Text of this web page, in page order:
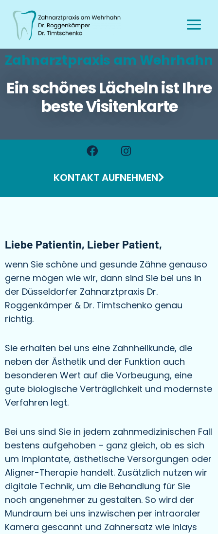
Zahnarztpraxis am Wehrhahn
Ein schönes Lächeln ist Ihre
beste Visitenkarte
KONTAKT AUFNEHMEN
Liebe Patientin, Lieber Patient,
wenn Sie schöne und gesunde Zähne genauso
gerne mögen wie wir, dann sind Sie bei uns in
der Düsseldorfer Zahnarztpraxis Dr.
Roggenkämper & Dr. Timtschenko genau
richtig.
Sie erhalten bei uns eine Zahnheilkunde, die
neben der Ästhetik und der Funktion auch
besonderen Wert auf die Vorbeugung, eine
gute biologische Verträglichkeit und modernste
Verfahren legt.
Bei uns sind Sie in jedem zahnmedizinischen Fall
bestens aufgehoben – ganz gleich, ob es sich
um Implantate, ästhetische Versorgungen oder
Aligner-Therapie handelt. Zusätzlich nutzen wir
digitale Technik, um die Behandlung für Sie
noch angenehmer zu gestalten. So wird der
Mundraum bei uns inzwischen per intraoraler
Kamera gescannt und Zahnersatz wie Inlays